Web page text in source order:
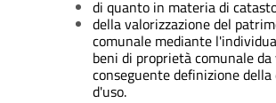
di quanto in materia di
della valorizzazione del
comunale mediante
beni di proprietà comunale
conseguente definizione
d'uso.